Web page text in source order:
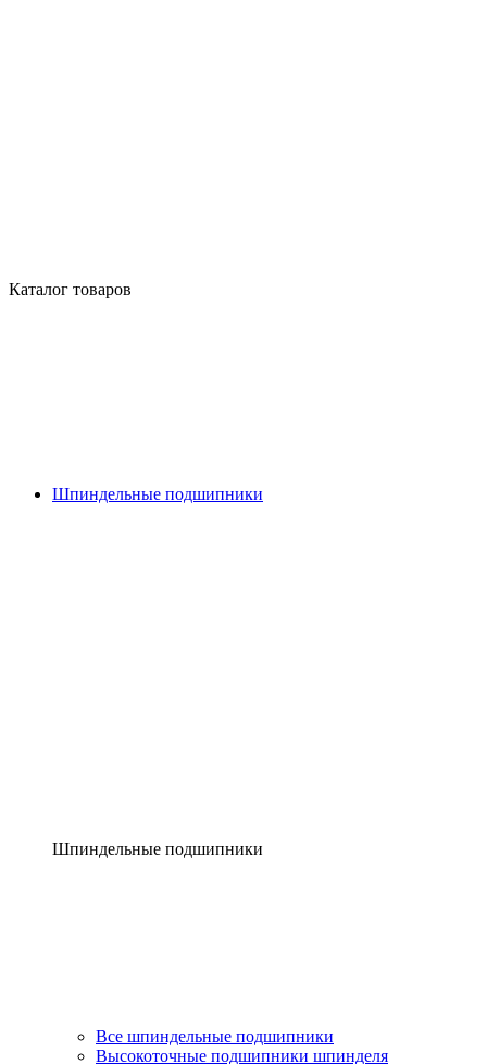
Каталог товаров
Шпиндельные подшипники
Шпиндельные подшипники
Все шпиндельные подшипники
Высокоточные подшипники шпинделя